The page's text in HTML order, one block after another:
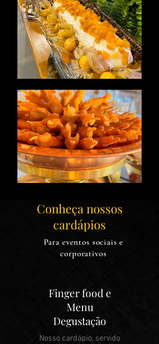
Conheça nossos
cardápios
Para eventos sociais e
corporativos
Finger food e
Menu
Degustação
Nosso cardápio, servido